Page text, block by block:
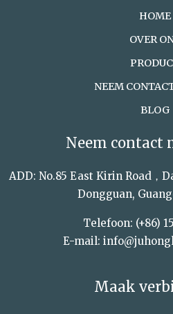
HOME
OVER
NEEM
BLOG
Neem contact
ADD: No.85 East Kirin Road，
Dongguan,
Telefoon: (+86)
E-mail:
Maak